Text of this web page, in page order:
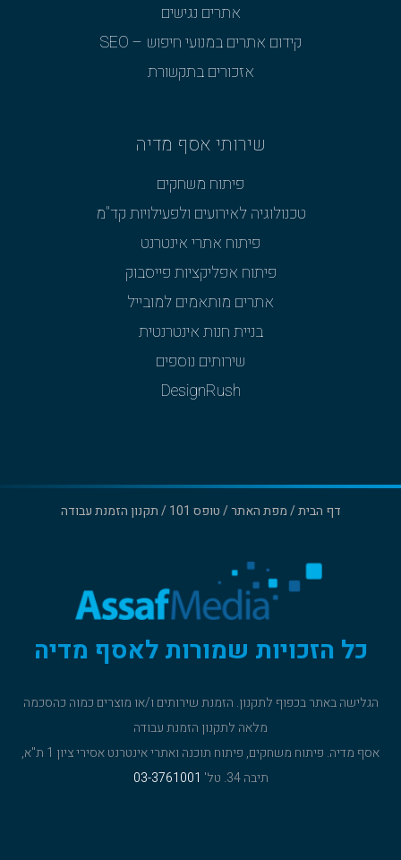
אתרים נגישים
קידום אתרים במנועי חיפוש – SEO
אזכורים בתקשורת
שירותי אסף מדיה
פיתוח משחקים
טכנולוגיה לאירועים ולפעילויות קד"מ
פיתוח אתרי אינטרנט
פיתוח אפליקציות פייסבוק
אתרים מותאמים למובייל
בניית חנות אינטרנטית
שירותים נוספים
DesignRush
דף הבית/מפת האתר/טופס 101 /תקנון הזמנת עבודה
כל הזכויות שמורות לאסף מדיה
הגלישה באתר בכפוף לתקנון. הזמנת שירותים ו/או מוצרים כמוה כהסכמה
מלאה לתקנון הזמנת עבודה
אסף מדיה. פיתוח משחקים, פיתוח תוכנה ואתרי אינטרנט אסירי ציון 1 ת"א,
תיבה 34. טל'
03-3761001